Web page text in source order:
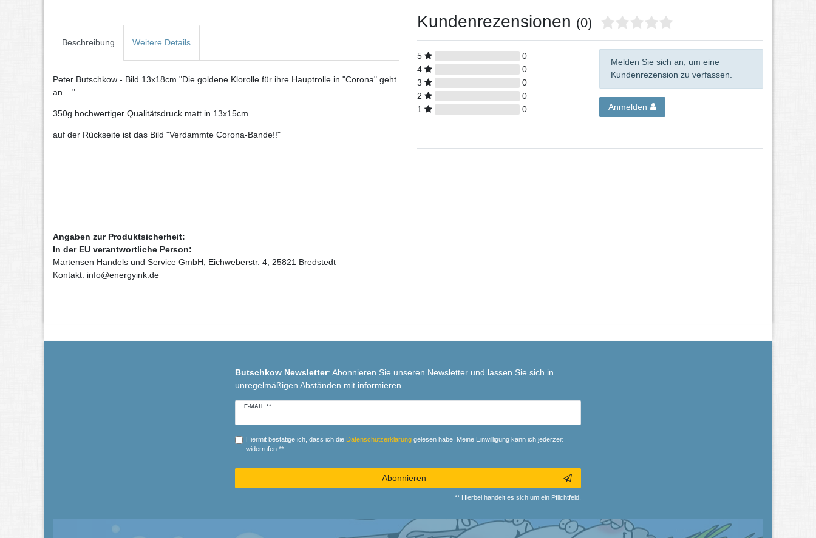
Beschreibung Weitere Details
Peter Butschkow - Bild 13x18cm "Die goldene Klorolle für ihre Hauptrolle in "Corona" geht
an...."
350g hochwertiger Qualitätsdruck matt in 13x15cm
auf der Rückseite ist das Bild "Verdammte Corona-Bande!!"
Angaben zur Produktsicherheit:
In der EU verantwortliche Person:
Martensen Handels und Service GmbH, Eichweberstr. 4, 25821 Bredstedt
Kontakt: info@energyink.de
Kundenrezensionen (0)
5
0
4
0
3
0
2
0
1
0
Melden Sie sich an, um eine
Kundenrezension zu verfassen.
Anmelden
Butschkow Newsletter: Abonnieren Sie unseren Newsletter und lassen Sie sich in
unregelmäßigen Abständen mit informieren.
E-MAIL **
Newsletter
Hiermit bestätige ich, dass ich die Daten­schutz­erklärunggelesen habe. Meine Einwilligung kann ich jederzeit
widerrufen.**
Abonnieren
** Hierbei handelt es sich um ein Pflichtfeld.